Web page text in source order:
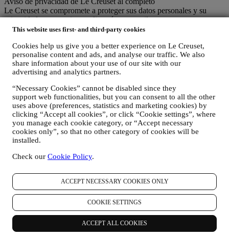
This website uses first- and third-party cookies
Cookies help us give you a better experience on Le Creuset,
personalise content and ads, and analyse our traffic. We also
share information about your use of our site with our
advertising and analytics partners.
“Necessary Cookies” cannot be disabled since they
support web functionalities, but you can consent to all the other
uses above (preferences, statistics and marketing cookies) by
clicking “Accept all cookies”, or click “Cookie settings”, where
you manage each cookie category, or “Accept necessary
cookies only”, so that no other category of cookies will be
installed.
Check our Cookie Policy.
ACCEPT NECESSARY COOKIES ONLY
COOKIE SETTINGS
ACCEPT ALL COOKIES
Le Creuset se compromete a proteger sus datos personales y su
privacidad, y este aviso explica cómo recopilamos y procesamos sus
datos personales de acuerdo con la legislación de la UE en materia
de Datos de la UE 2016/679) y la ley de protección de datos
aplicable en su país, territorio o ubicación (las "Leyes de protección
de datos").
1. ¿CUÁNDO Y QUE TIPO DE INFORMACIÓN RECOPILAMOS DE
"Datos personales" se refiere a cualquier información relacionada
con usted y que nos permita identificarlo, ya sea directamente o en
combinación con otra información.
Niños: Este sitio web no está destinado a niños y no recopilamos a
sabiendas datos relacionados con niños.
Podemos recopilar datos personales de usted cuando utiliza nuestro
comprar un producto Le Creuset en el sitio Web o en nuestras
suscribirse a nuestras comunicaciones de marketing. Los datos
personales pueden referirse a:
nombre, apellidos, dirección de correo electrónico, fecha de
nacimiento y otros datos de contacto (dirección, número de
teléfono y dirección de correo electrónico), para registrar una
cuenta de Le Creuset o comprar como usuario invitado, o para